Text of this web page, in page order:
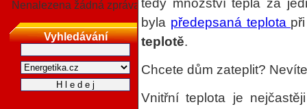
Nenalezena žádná zpráva
Vyhledávání
tedy množství tepla za
byla předepsaná teplota
teplotě.
Chcete dům zateplit?
Vnitřní teplota je